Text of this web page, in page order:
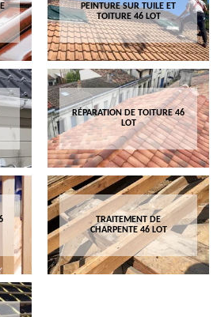
PEINTURE SUR TUILE ET
TOITURE 46 LOT
RÉPARATION DE TOITURE 46
LOT
TRAITEMENT DE
CHARPENTE 46 LOT